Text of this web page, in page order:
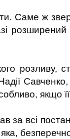
Саме ж
розливу,
якщо
за всі
яка,